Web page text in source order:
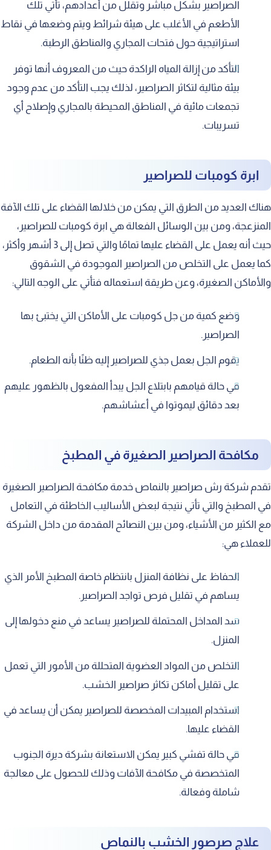
الصراصير بشكل مباشر وتقلل من أعدادهم، تأتي تلك
الأطعم في الأغلب على هيئة شرائط ويتم وضعها في نقاط
استراتيجية حول فتحات المجاري والمناطق الرطبة.
التأكد من إزالة المياه الراكدة حيث من المعروف أنها توفر
بيئة مثالية لتكاثر الصراصير، لذلك يجب التأكد من عدم وجود
تجمعات مائية في المناطق المحيطة بالمجاري وإصلاح أي
تسريبات.
ابرة كومبات للصراصير
هناك العديد من الطرق التي يمكن من خلالها القضاء على تلك الآفة
المنزعجة، ومن بين الوسائل الفعالة هي ابرة كومبات للصراصير،
حيث أنه يعمل على القضاء عليها تمامًا والتي تصل إلى 3 أشهر وأكثر،
كما يعمل على التخلص من الصراصير الموجودة في الشقوق
والأماكن الصغيرة، وعن طريقة استعماله فتأتي على الوجه التالي:
وضع كمية من جل كومبات على الأماكن التي يختبئ بها
الصراصير.
يقوم الجل بعمل جذي للصراصير إليه ظنًا بأنه الطعام.
في حالة قيامهم بابتلاع الجل يبدأ المفعول بالظهور عليهم
بعد دقائق ليموتوا في أعشاشهم.
مكافحة الصراصير الصغيرة في المطبخ
تقدم شركة رش صراصير بالنماص خدمة مكافحة الصراصير الصغيرة
في المطبخ والتي تأتي نتيجة لبعض الأساليب الخاطئة في التعامل
مع الكثير من الأشياء، ومن بين النصائح المقدمة من داخل الشركة
للعملاء هي:
الحفاظ على نظافة المنزل بانتظام خاصة المطبخ الأمر الذي
يساهم في تقليل فرص تواجد الصراصير.
سد المداخل المحتملة للصراصير يساعد في منع دخولها إلى
المنزل.
التخلص من المواد العضوية المتحللة من الأمور التي تعمل
على تقليل أماكن تكاثر صراصير الخشب.
استخدام المبيدات المخصصة للصراصير يمكن أن يساعد في
القضاء عليها.
في حالة تفشي كبير يمكن الاستعانة بشركة ديرة الجنوب
المتخصصة في مكافحة الآفات وذلك للحصول على معالجة
شاملة وفعالة.
علاج صرصور الخشب بالنماص